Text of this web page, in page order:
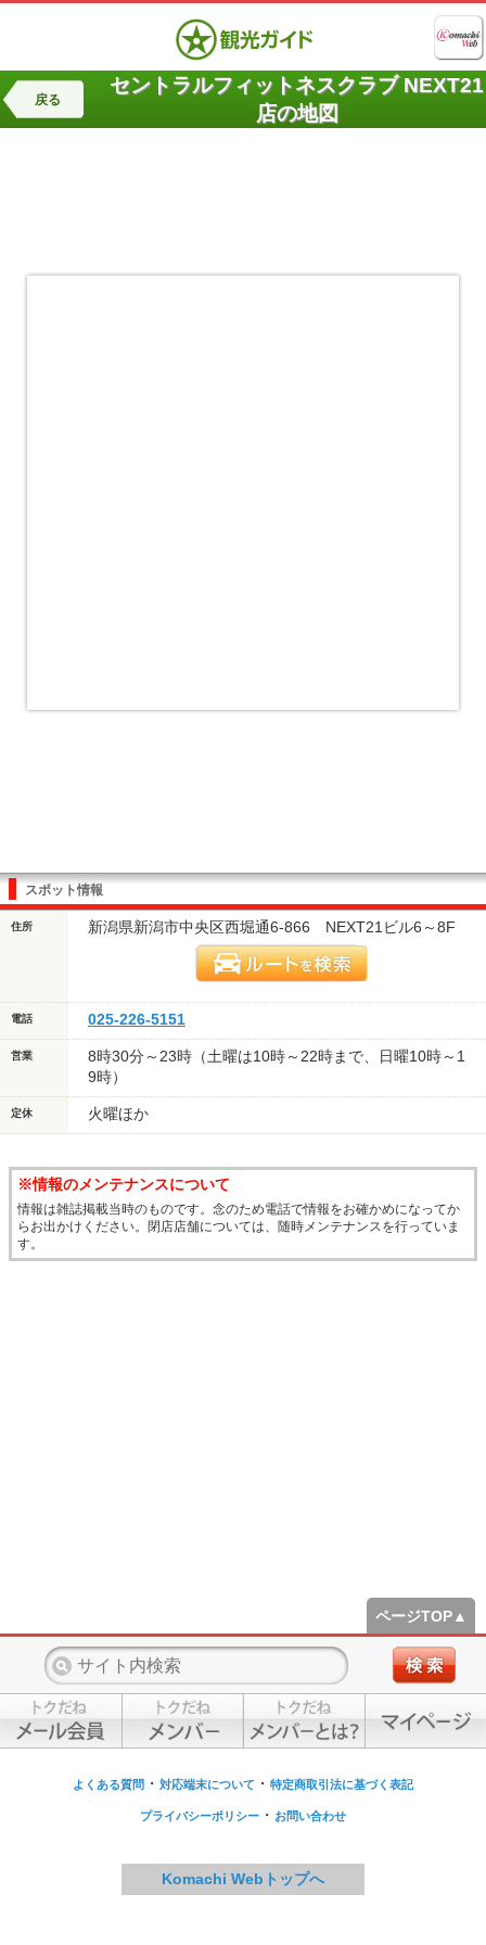
戻る
セントラルフィットネスクラブ NEXT21
店の地図
スポット情報
住所 新潟県新潟市中央区西堀通6-866 NEXT21ビル6～8F
電話 025-226-5151
営業
8時30分～23時（土曜は10時～22時まで、日曜10時～1
9時）
定休 火曜ほか
※情報のメンテナンスについて
情報は雑誌掲載当時のものです。念のため電話で情報をお確かめになってか
らお出かけください。閉店店舗については、随時メンテナンスを行っていま
す。
ページTOP▲
よくある質問 ・ 対応端末について ・ 特定商取引法に基づく表記
プライバシーポリシー ・ お問い合わせ
Komachi Webトップへ